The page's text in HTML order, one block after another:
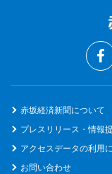
赤坂経済新聞について
プレスリリース・情報
アクセスデータの利用
お問い合わせ